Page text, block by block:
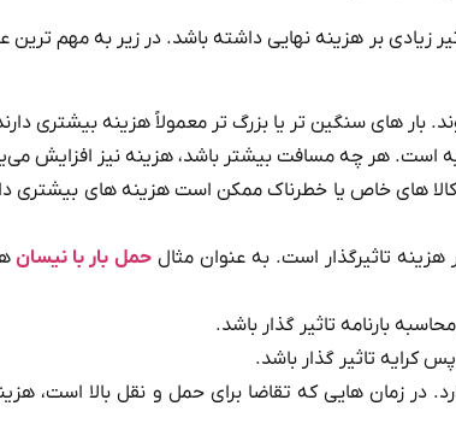
بر هزینه نهایی داشته باشد. در زیر به مهم‌ ترین
های سنگین‌ تر یا بزرگ‌ تر معمولاً هزینه بیشتری
است. هر چه مسافت بیشتر باشد، هزینه نیز افزایش
کالا های خاص یا خطرناک ممکن است هزینه‌ های بیشتری
تاثیرگذار است. به عنوان مثالحمل بار با نیسان
بارنامه تاثیر گذار باشد.
کرایه تاثیر گذار باشد.
در زمان‌ هایی که تقاضا برای حمل و نقل بالا است،